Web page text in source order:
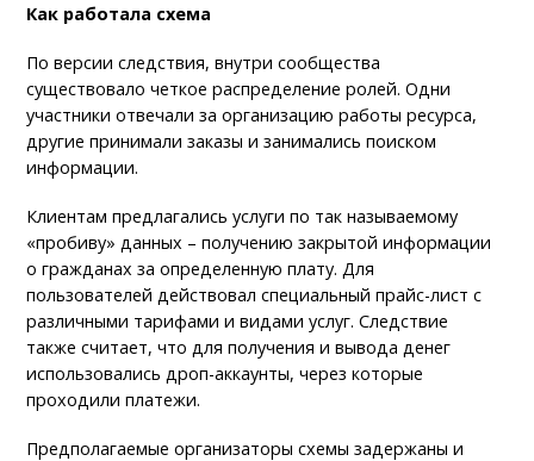
Как работала схема
По версии следствия, внутри сообщества
существовало четкое распределение ролей. Одни
участники отвечали за организацию работы ресурса,
другие принимали заказы и занимались поиском
информации.
Клиентам предлагались услуги по так называемому
«пробиву» данных – получению закрытой информации
о гражданах за определенную плату. Для
пользователей действовал специальный прайс-лист с
различными тарифами и видами услуг. Следствие
также считает, что для получения и вывода денег
использовались дроп-аккаунты, через которые
проходили платежи.
Предполагаемые организаторы схемы задержаны и